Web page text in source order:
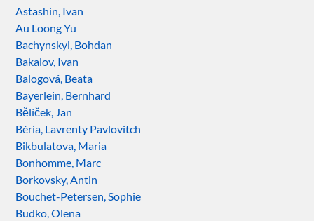
Astashin, Ivan
Au Loong Yu
Bachynskyi, Bohdan
Bakalov, Ivan
Balogová, Beata
Bayerlein, Bernhard
Bělíček, Jan
Béria, Lavrenty Pavlovitch
Bikbulatova, Maria
Bonhomme, Marc
Borkovsky, Antin
Bouchet-Petersen, Sophie
Budko, Olena